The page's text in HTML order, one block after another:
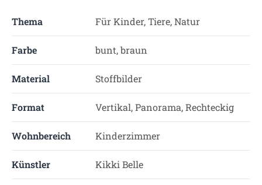
Thema Für Kinder, Tiere, Natur
Farbe bunt, braun
Material Stoffbilder
Format Vertikal, Panorama, Rechteckig
Wohnbereich Kinderzimmer
Künstler Kikki Belle